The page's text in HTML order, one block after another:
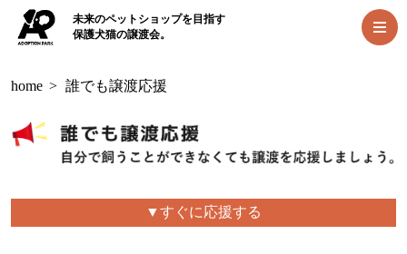
未来のペットショップを目指す
保護犬猫の譲渡会。
home > 誰でも譲渡応援
▼すぐに応援する